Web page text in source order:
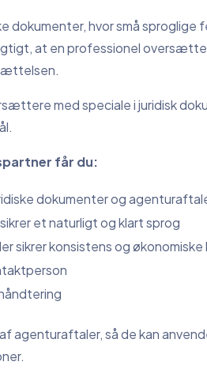
dokumenter, hvor små sproglige
at en professionel
med speciale i juridisk
får du:
dokumenter og
et naturligt og klart sprog
sikrer konsistens og økonomiske
agenturaftaler, så de kan